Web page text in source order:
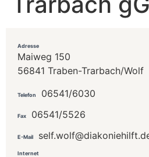
Adresse
Maiweg 150
56841 Traben-Trarbach/Wolf
Telefon 06541/6030
Fax 06541/5526
E-Mail
Internet